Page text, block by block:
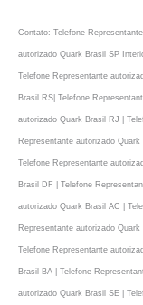
Contato: Telefone
autorizado Quark Brasil SP
Telefone Representante
Brasil RS| Telefone
autorizado Quark Brasil RJ |
Representante autorizado
Telefone Representante
Brasil DF | Telefone
autorizado Quark Brasil AC |
Representante autorizado
Telefone Representante
Brasil BA | Telefone
autorizado Quark Brasil SE |